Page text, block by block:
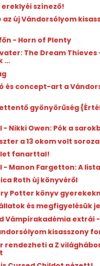
színező!
az új Vándorsólyom
- Horn of Plenty
The Dream Thieves
...
és concept-art a
​gyönyörűség
- Nikki Owen: Pók a
a 13 okom volt
fanarttal!
- Manon Fargetton: A lista
Roth új könyvéről
Potter könyv
állatok és megfigyelésük
Vámpírakadémia extrái
kisasszony
rendezheti a Z